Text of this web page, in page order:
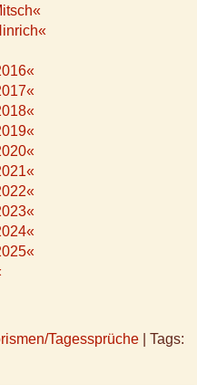
Tagessprüche
Tags: